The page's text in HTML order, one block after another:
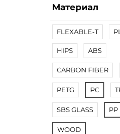
Материал
FLEXABLE-T
HIPS ABS
CARBON FIBER
PETG PC
SBS GLASS PP
WOOD